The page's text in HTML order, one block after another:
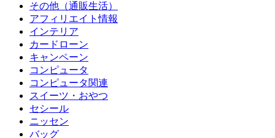
その他（通販生活）
アフィリエイト情報
インテリア
カードローン
キャンペーン
コンピュータ
コンピュータ関連
スイーツ・おやつ
セシール
ニッセン
バッグ